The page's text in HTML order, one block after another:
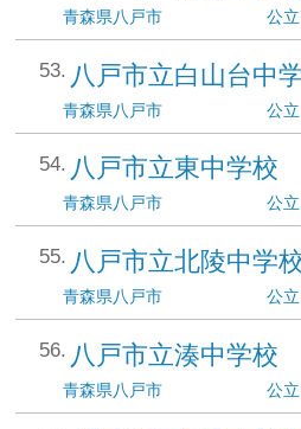
青森県八戸市 公立
八戸市立白山台中
青森県八戸市 公立
八戸市立東中学校
青森県八戸市 公立
八戸市立北陵中学
青森県八戸市 公立
八戸市立湊中学校
青森県八戸市 公立